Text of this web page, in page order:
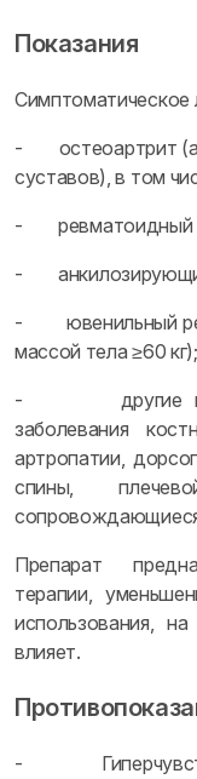
Показания
Симптоматическое
- остеоартрит
суставов), в том
- ревматоидный
-
- ювенильный
массой тела ≥60 кг);
- другие
заболевания
артропатии,
спины,
Препарат
терапии,
использования,
влияет.
-